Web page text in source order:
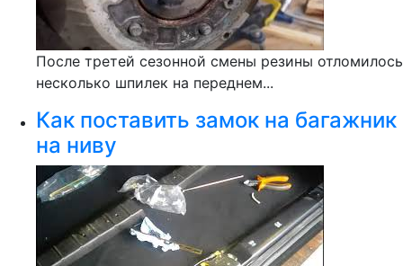
После третей сезонной смены резины отломилось
несколько шпилек на переднем...
Как поставить замок на багажник
на ниву